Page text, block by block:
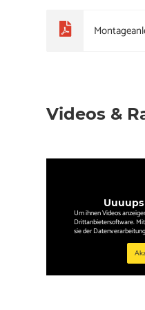
Videos &
Um ihnen Videos
Drittanbietersoftware.
sie der